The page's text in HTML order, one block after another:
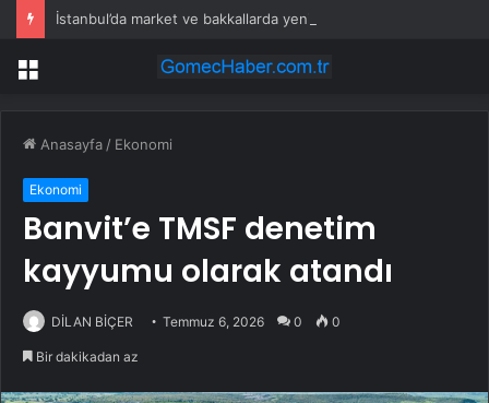
Menü
Anasayfa / Ekonomi
Ekonomi
Banvit’e TMSF denetim
kayyumu olarak atandı
DİLAN BİÇER Temmuz 6, 2026 0 0
Bir dakikadan az